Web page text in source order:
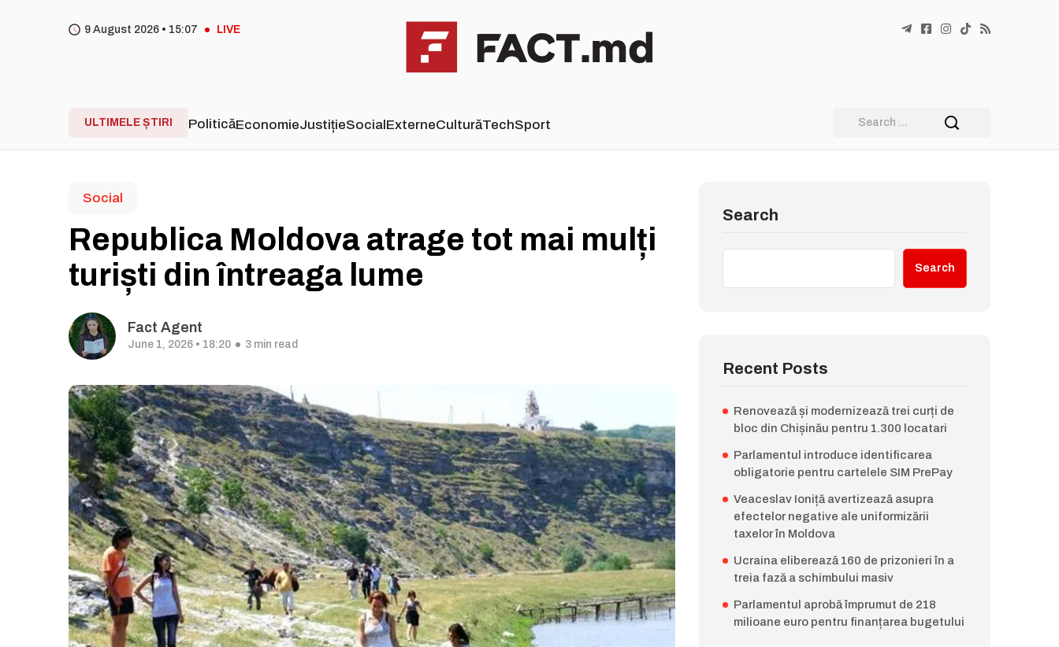
9 August 2026 • 15 07 LIVE
ULTIMELE ȘTIRI PoliticăEconomieJustițieSocialExterneCulturăTechSport
Social
Republica Moldova atrage tot mai mulți
turiști din întreaga lume
Fact Agent
June 1, 2026 • 18:20 3 min read
Search
Search
Recent Posts
Renovează și modernizează trei curți de
bloc din Chișinău pentru 1.300 locatari
Parlamentul introduce identificarea
obligatorie pentru cartelele SIM PrePay
Veaceslav Ioniță avertizează asupra
efectelor negative ale uniformizării
taxelor în Moldova
Ucraina eliberează 160 de prizonieri în a
treia fază a schimbului masiv
Parlamentul aprobă împrumut de 218
milioane euro pentru finanțarea bugetului